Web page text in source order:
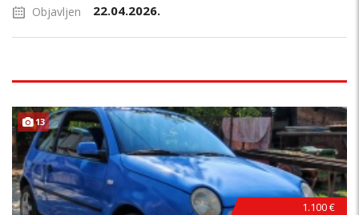
Objavljen 22.04.2026.
13
1.100 €